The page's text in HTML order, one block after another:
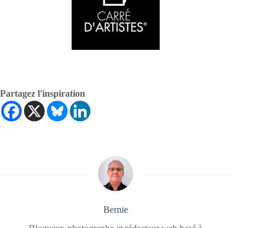
Partagez l'inspiration
Bernie